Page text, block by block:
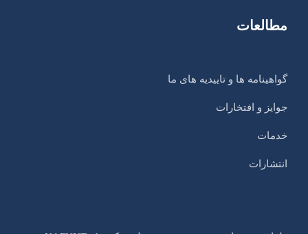
مطالعات
گواهینامه ها و تاییدیه های ما
جوایز و افتخارات
خدمات
انتشارات